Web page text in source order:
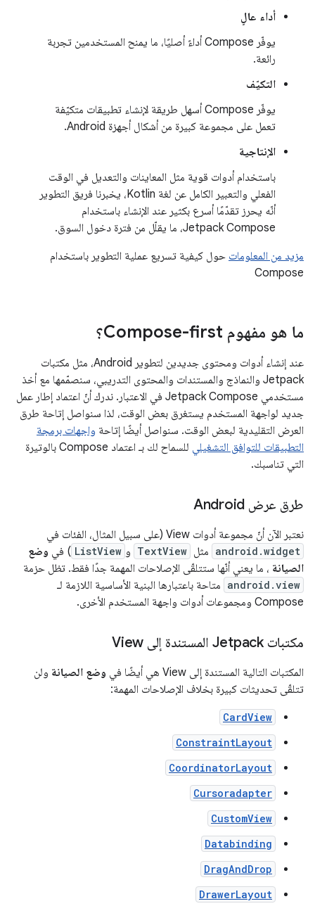
أداء عالٍ
يوفّر Compose أداءً أصليًا، ما يمنح المستخدمين تجربة
رائعة.
التكيّف
يوفّر Compose أسهل طريقة لإنشاء تطبيقات متكيّفة
تعمل على مجموعة كبيرة من أشكال أجهزة Android.
الإنتاجية
باستخدام أدوات قوية مثل المعاينات والتعديل في الوقت
الفعلي والتعبير الكامل عن لغة Kotlin، يخبرنا فريق التطوير
أنّه يحرز تقدّمًا أسرع بكثير عند الإنشاء باستخدام
Jetpack Compose، ما يقلّل من فترة دخول السوق.
مزيد من المعلومات حول كيفية تسريع عملية التطوير باستخدام
Compose
ما هو مفهوم Compose-first؟
عند إنشاء أدوات ومحتوى جديدين لتطوير Android، مثل مكتبات
Jetpack والنماذج والمستندات والمحتوى التدريبي، سنصمّمها مع أخذ
مستخدمي Jetpack Compose في الاعتبار. ندرك أنّ اعتماد إطار عمل
جديد لواجهة المستخدم يستغرق بعض الوقت، لذا سنواصل إتاحة طرق
العرض التقليدية لبعض الوقت. سنواصل أيضًا إتاحة واجهات برمجة
التطبيقات للتوافق التشغيلي
للسماح لك بـ اعتماد Compose بالوتيرة
التي تناسبك.
طرق عرض Android
نعتبر الآن أنّ مجموعة أدوات View (على سبيل المثال، الفئات في
android.widget مثل TextView و ListView ) في وضع
الصيانة ، ما يعني أنّها ستتلقّى الإصلاحات المهمة جدًا فقط. تظل حزمة
android.view متاحة باعتبارها البنية الأساسية اللازمة لـ
Compose ومجموعات أدوات واجهة المستخدم الأخرى.
مكتبات Jetpack المستندة إلى View
المكتبات التالية المستندة إلى View هي أيضًا في وضع الصيانة ولن
تتلقّى تحديثات كبيرة بخلاف الإصلاحات المهمة:
CardView
ConstraintLayout
CoordinatorLayout
Cursoradapter
CustomView
Databinding
DragAndDrop
DrawerLayout